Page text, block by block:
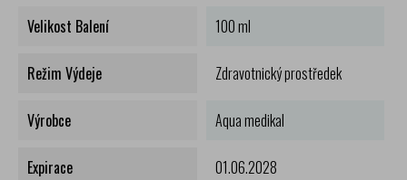
Velikost Balení 100 ml
Režim Výdeje Zdravotnický prostředek
Výrobce Aqua medikal
Expirace 01.06.2028